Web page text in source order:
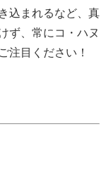
込まれるなど、真
ず、常にコ・ハヌ
注目ください！